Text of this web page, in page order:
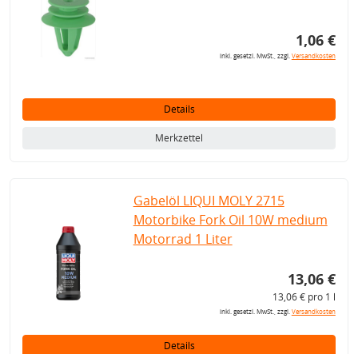
1,06 €
inkl. gesetzl. MwSt., zzgl.Versandkosten
Details
Merkzettel
Gabelöl LIQUI MOLY 2715
Motorbike Fork Oil 10W medium
Motorrad 1 Liter
13,06 €
13,06 € pro 1 l
inkl. gesetzl. MwSt., zzgl.Versandkosten
Details